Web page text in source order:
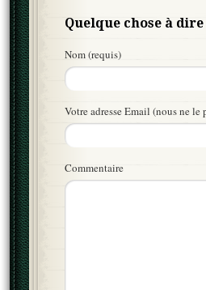
Quelque chose à
Nom (requis)
Votre adresse Email (nous ne
Commentaire